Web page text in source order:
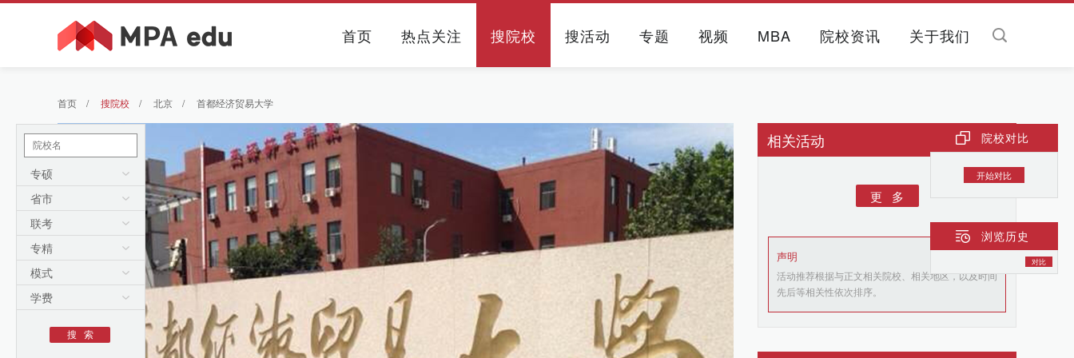
首页 热点关注 搜院校 搜活动 专题 视频 MBA 院校资讯 关于我们
首页 / 搜院校 / 北京 / 首都经济贸易大学
相关活动
更 多
声明
活动推荐根据与正文相关院校、相关地区，以及时间
先后等相关性依次排序。
专硕
省市
联考
专精
模式
学费
院校对比
开始对比
浏览历史
对比